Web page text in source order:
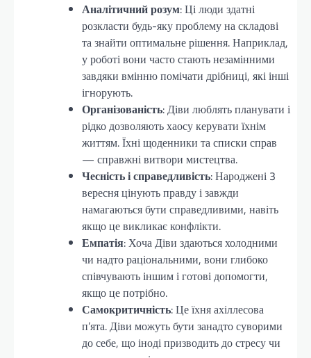
Аналітичний розум: Ці люди здатні
розкласти будь-яку проблему на складові
та знайти оптимальне рішення. Наприклад,
у роботі вони часто стають незамінними
завдяки вмінню помічати дрібниці, які інші
ігнорують.
Організованість: Діви люблять планувати і
рідко дозволяють хаосу керувати їхнім
життям. Їхні щоденники та списки справ
— справжні витвори мистецтва.
Чесність і справедливість: Народжені 3
вересня цінують правду і завжди
намагаються бути справедливими, навіть
якщо це викликає конфлікти.
Емпатія: Хоча Діви здаються холодними
чи надто раціональними, вони глибоко
співчувають іншим і готові допомогти,
якщо це потрібно.
Самокритичність: Це їхня ахіллесова
п’ята. Діви можуть бути занадто суворими
до себе, що іноді призводить до стресу чи